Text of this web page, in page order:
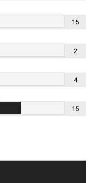
15
2
4
15